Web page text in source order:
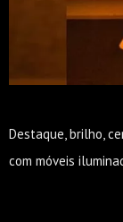
Destaque, brilho,
com móveis